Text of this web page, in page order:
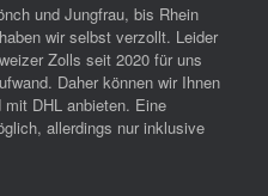
und Jungfrau, bis Rhein
wir selbst verzollt. Leider
Zolls seit 2020 für uns
Daher können wir Ihnen
DHL anbieten. Eine
allerdings nur inklusive